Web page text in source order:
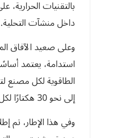
بالتقنيات
داخل منشآت التحلية.
الطاقوية لكل مصنع
إلى نحو 30 هكتارًا لكل مصنع.
وفي هذا الإطار، تم